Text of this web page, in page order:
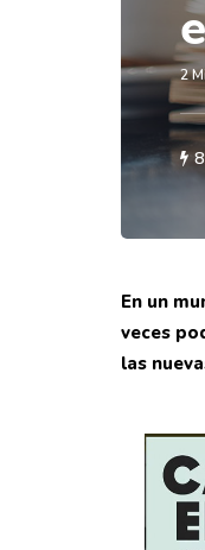
2
En un
veces
las